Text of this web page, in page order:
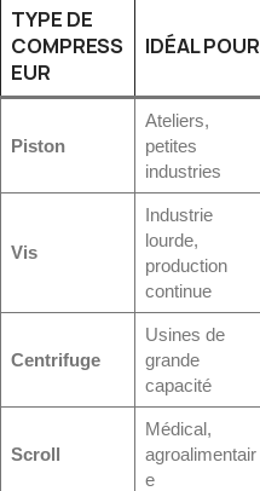
TYPE DE
COMPRESS
EUR
IDÉAL POUR
Piston
Ateliers,
petites
industries
Vis
Industrie
lourde,
production
continue
Centrifuge
Usines de
grande
capacité
Scroll
Médical,
agroalimentair
e